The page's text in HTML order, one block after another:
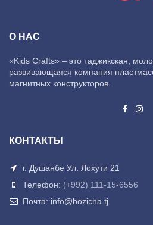
О НАС
«Kids Crafts» – это таджикская,
развивающаяся компания
магнитных конструкторов.
КОНТАКТЫ
г. Душанбе Ул. Лохути 21
Телефон: (+992) 111-15-6556
Почта: info@bozicha.tj